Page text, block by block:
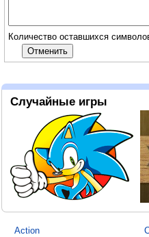
Количество оставшихся
Случайные игры
Action